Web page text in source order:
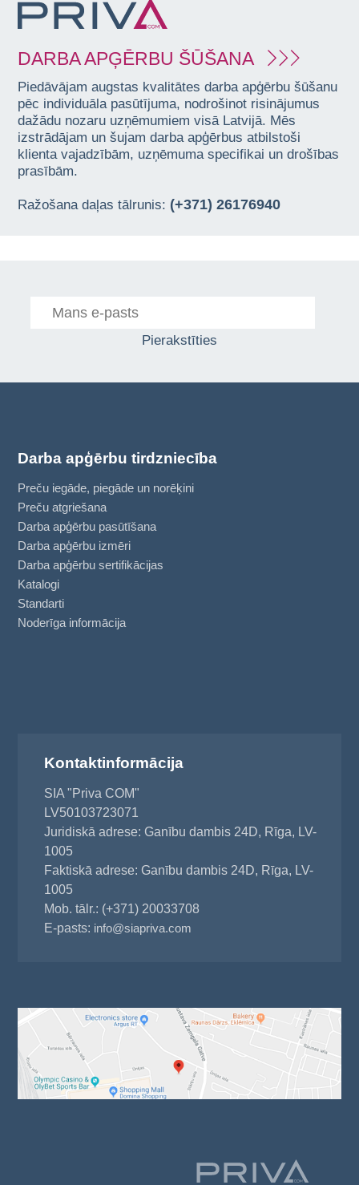
DARBA APĢĒRBU ŠŪŠANA
Piedāvājam augstas kvalitātes darba apģērbu šūšanu
pēc individuāla pasūtījuma, nodrošinot risinājumus
dažādu nozaru uzņēmumiem visā Latvijā. Mēs
izstrādājam un šujam darba apģērbus atbilstoši
klienta vajadzībām, uzņēmuma specifikai un drošības
prasībām.
Ražošana daļas tālrunis: (+371) 26176940
Pierakstīties
Darba apģērbu tirdzniecība
Preču iegāde, piegāde un norēķini
Preču atgriešana
Darba apģērbu pasūtīšana
Darba apģērbu izmēri
Darba apģērbu sertifikācijas
Katalogi
Standarti
Noderīga informācija
Kontaktinformācija
SIA "Priva COM"
LV50103723071
Juridiskā adrese: Ganību dambis 24D, Rīga, LV-
1005
Faktiskā adrese: Ganību dambis 24D, Rīga, LV-
1005
Mob. tālr.: (+371) 20033708
E-pasts: info@siapriva.com